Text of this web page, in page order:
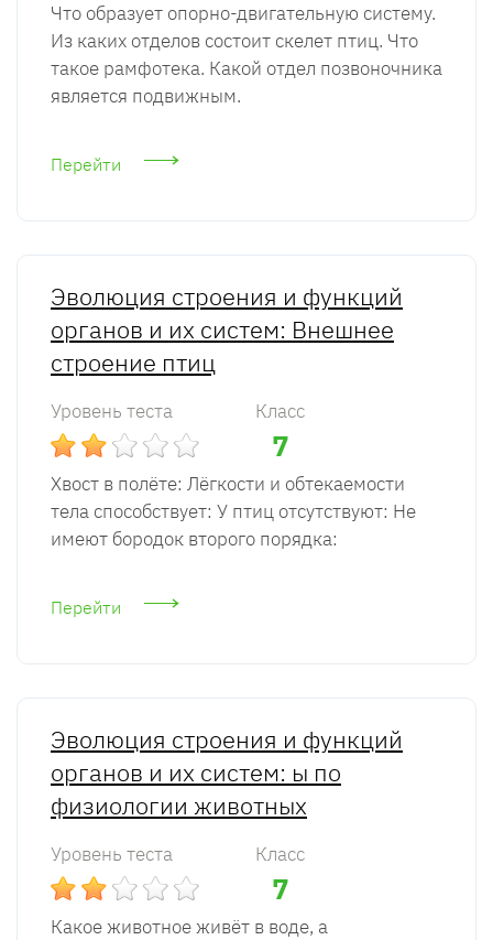
Что образует опорно-двигательную систему.
Из каких отделов состоит скелет птиц. Что
такое рамфотека. Какой отдел позвоночника
является подвижным.
Перейти
Эволюция строения и функций
органов и их систем: Внешнее
строение птиц
Уровень теста Класс
7
Хвост в полёте: Лёгкости и обтекаемости
тела способствует: У птиц отсутствуют: Не
имеют бородок второго порядка:
Перейти
Эволюция строения и функций
органов и их систем: ы по
физиологии животных
Уровень теста Класс
7
Какое животное живёт в воде, а